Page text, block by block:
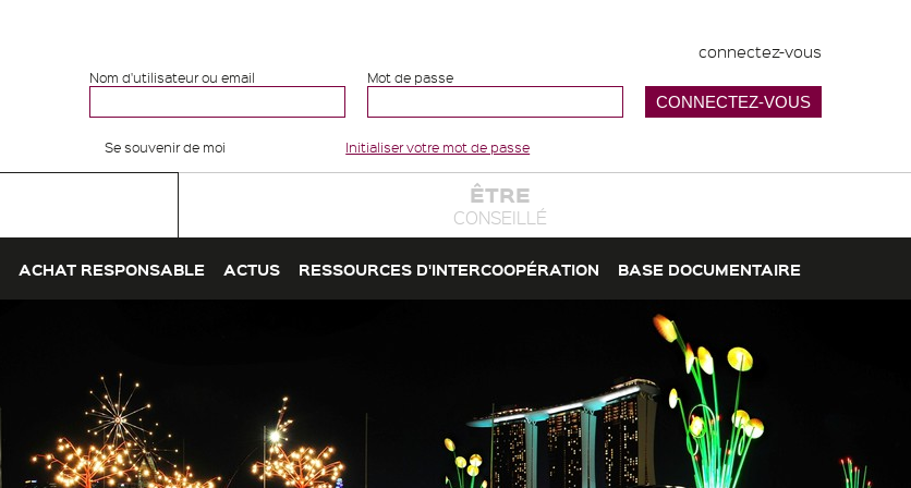
connectez-vous
Nom d'utilisateur ou email Mot de passe
Se souvenir de moi Initialiser votre mot de passe
ÊTRE
CONSEILLÉ
ACHAT RESPONSABLE ACTUS RESSOURCES D'INTERCOOPÉRATION BASE DOCUMENTAIRE